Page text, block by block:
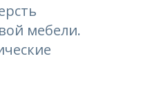
мебели.